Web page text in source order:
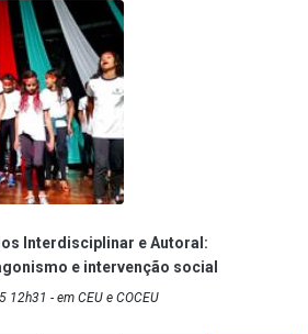
Interdisciplinar e Autoral:
e intervenção social
- em CEU e COCEU